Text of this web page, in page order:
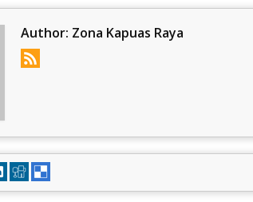
Author: Zona Kapuas Raya